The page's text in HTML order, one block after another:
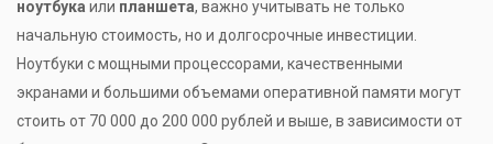
ноутбука или планшета, важно учитывать не только
начальную стоимость, но и долгосрочные инвестиции.
Ноутбуки с мощными процессорами, качественными
экранами и большими объемами оперативной памяти могут
стоить от 70 000 до 200 000 рублей и выше, в зависимости от